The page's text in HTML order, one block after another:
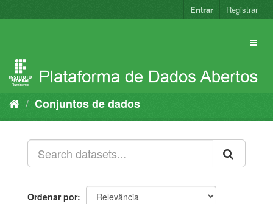
para
Entrar Registrar
Conjuntos de dados
Ordenar por